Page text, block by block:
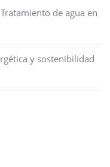
de agua en
y sostenibilidad